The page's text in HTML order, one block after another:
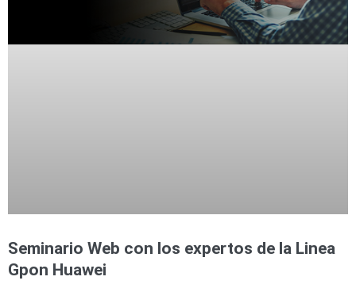
Seminario Web con los expertos de la Linea
Gpon Huawei